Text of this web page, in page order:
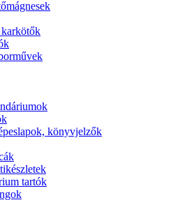
könyvjelzők
tartók